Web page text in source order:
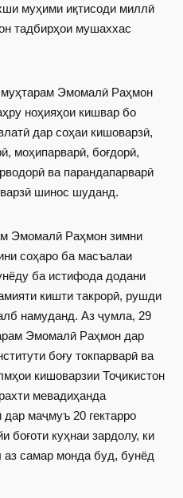
муҳими иқтисоди миллӣ
тадбирҳои мушаххас
Эмомалӣ Раҳмон
ноҳияҳои кишвар бо
дар соҳаи кишоварзӣ,
моҳипарварӣ, боғдорӣ,
ва парандапарварӣ
шинос шуданд.
Эмомалӣ Раҳмон зимни
соҳаро ба масъалаи
ба истифода додани
кишти такрорӣ, рушди
намуданд. Аз ҷумла, 29
Эмомалӣ Раҳмон дар
боғу токпарварӣ ва
кишоварзии Тоҷикистон
мевадиҳанда
маҷмуъ 20 гектарро
боғоти куҳнаи зардолу, ки
аз самар монда буд, бунёд